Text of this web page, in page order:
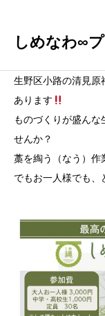
しめなわ∞
生野区小路の清見原
あります
ものづくりが盛んな
せんか？
藁を綯う（なう）作
でもお一人様でも、